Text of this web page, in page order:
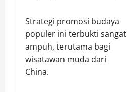
Strategi promosi budaya
populer ini terbukti sangat
ampuh, terutama bagi
wisatawan muda dari
China.